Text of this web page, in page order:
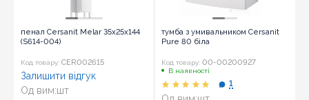
пенал Cersanit Melar 35x25x144
(S614-004)
Код товару: CER002615
Од вим:шт
Залишити відгук
тумба з умивальником Cersanit
Pure 80 біла
Код товару: 00-00200927
В наявності
1